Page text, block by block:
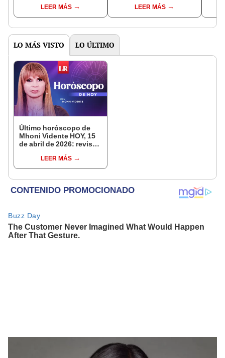
armas de guerra al Perú
durante todo el 2025
LEER MÁS
Azteca, BBVA y más
LEER MÁS
2025
LO MÁS VISTO LO ÚLTIMO
Último horóscopo de
Mhoni Vidente HOY, 15
de abril de 2026: revisa
signo y entérate si te
espera un día
LEER MÁS